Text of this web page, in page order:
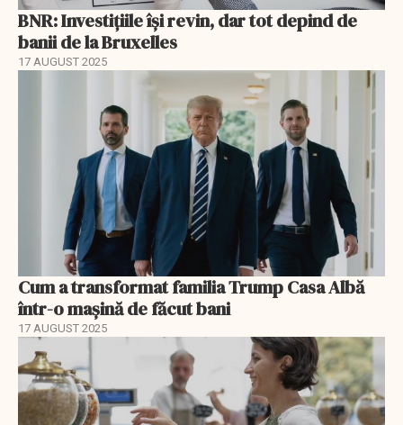
BNR: Investițiile își revin, dar tot depind de
banii de la Bruxelles
17 AUGUST 2025
Cum a transformat familia Trump Casa Albă
într-o mașină de făcut bani
17 AUGUST 2025